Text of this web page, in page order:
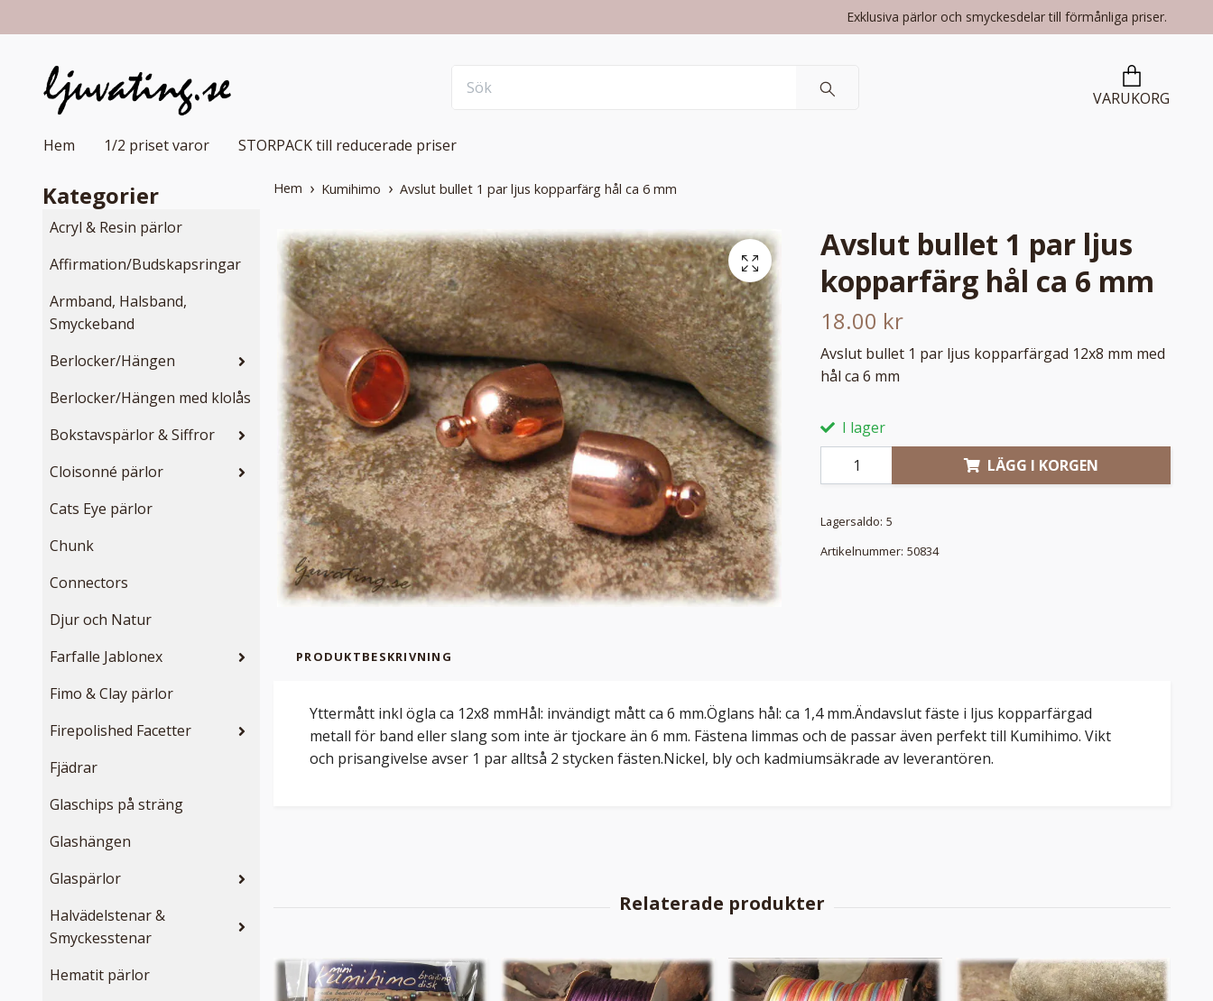
Exklusiva pärlor och smyckesdelar till förmånliga priser.
VARUKORG
Hem 1/2 priset varor STORPACK till reducerade priser
Kategorier
Acryl & Resin pärlor
Affirmation/Budskapsringar
Armband, Halsband,
Smyckeband
Berlocker/Hängen
Berlocker/Hängen med klolås
Bokstavspärlor & Siffror
Cloisonné pärlor
Cats Eye pärlor
Chunk
Connectors
Djur och Natur
Farfalle Jablonex
Fimo & Clay pärlor
Firepolished Facetter
Fjädrar
Glaschips på sträng
Glashängen
Glaspärlor
Halvädelstenar &
Smyckesstenar
Hematit pärlor
Hem Kumihimo Avslut bullet 1 par ljus kopparfärg hål ca 6 mm
Avslut bullet 1 par ljus
kopparfärg hål ca 6 mm
18.00 kr
Avslut bullet 1 par ljus kopparfärgad 12x8 mm med
hål ca 6 mm
I lager
LÄGG I KORGEN
Lagersaldo: 5
Artikelnummer: 50834
PRODUKTBESKRIVNING
Yttermått inkl ögla ca 12x8 mmHål: invändigt mått ca 6 mm.Öglans hål: ca 1,4 mm.Ändavslut fäste i ljus kopparfärgad
metall för band eller slang som inte är tjockare än 6 mm. Fästena limmas och de passar även perfekt till Kumihimo. Vikt
och prisangivelse avser 1 par alltså 2 stycken fästen.Nickel, bly och kadmiumsäkrade av leverantören.